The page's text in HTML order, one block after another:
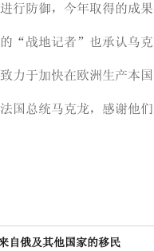
行防御，今年取得的成
“战地记者”也承认乌克
力于加快在欧洲生产本国
国总统马克龙，感谢他们
自俄及其他国家的移民